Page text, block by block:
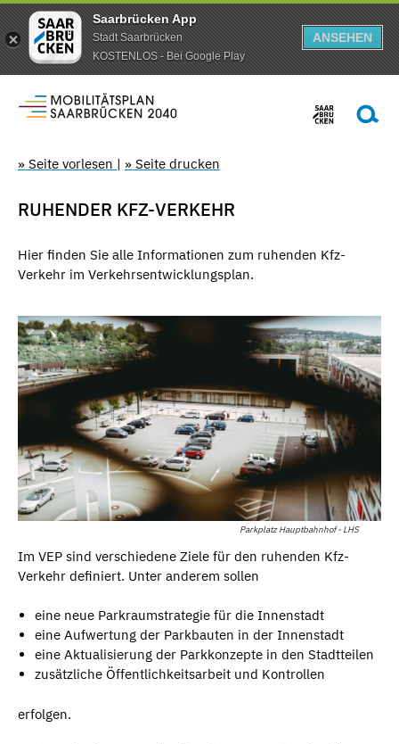
Saarbrücken App
Stadt Saarbrücken
KOSTENLOS - Bei Google Play
ANSEHEN
» Seite vorlesen | » Seite drucken
RUHENDER KFZ-VERKEHR
Hier finden Sie alle Informationen zum ruhenden Kfz-
Verkehr im Verkehrsentwicklungsplan.
Parkplatz Hauptbahnhof - LHS
Im VEP sind verschiedene Ziele für den ruhenden Kfz-
Verkehr definiert. Unter anderem sollen
eine neue Parkraumstrategie für die Innenstadt
eine Aufwertung der Parkbauten in der Innenstadt
eine Aktualisierung der Parkkonzepte in den Stadtteilen
zusätzliche Öffentlichkeitsarbeit und Kontrollen
erfolgen.